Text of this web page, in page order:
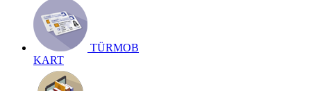
TÜRMOB
KART